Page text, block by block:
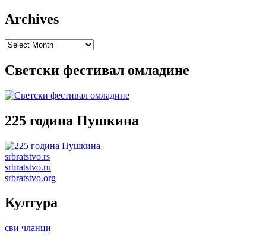
Archives
Archives
Светски фестивал омладине
225 година Пушкина
srbratstvo.rs
srbratstvo.ru
srbratstvo.org
Култура
сви чланци